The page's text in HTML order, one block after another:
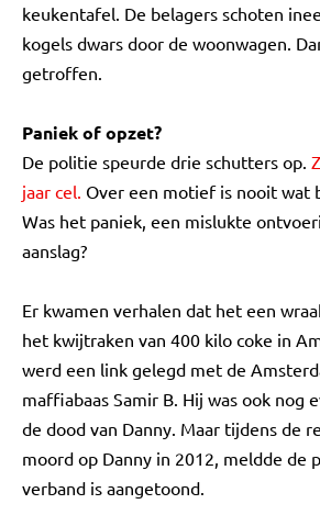
keukentafel. De belagers schoten
kogels dwars door de woonwagen.
getroffen.
Paniek of opzet?
De politie speurde drie schutters op.
jaar cel. Over een motief is nooit wat
Was het paniek, een mislukte
aanslag?
Er kwamen verhalen dat het een
het kwijtraken van 400 kilo coke in
werd een link gelegd met de
maffiabaas Samir B. Hij was ook nog
de dood van Danny. Maar tijdens de
moord op Danny in 2012, meldde de
verband is aangetoond.